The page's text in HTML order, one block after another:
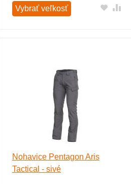
Vybrať veľkosť
Nohavice Pentagon Aris
Tactical - sivé